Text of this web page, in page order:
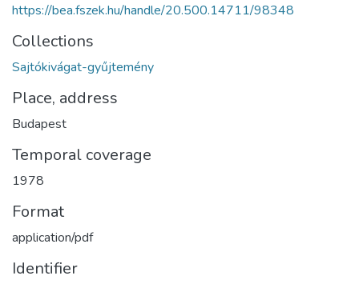
https://bea.fszek.hu/handle/20.500.14711/98348
Collections
Sajtókivágat-gyűjtemény
Place, address
Budapest
Temporal coverage
1978
Format
application/pdf
Identifier